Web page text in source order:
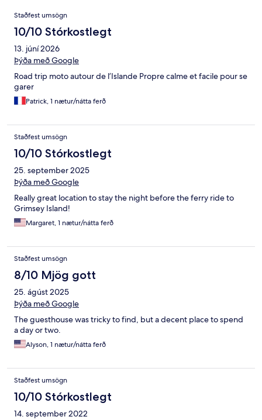
Umsagnir
Staðfest umsögn
10/10 Stórkostlegt
13. júní 2026
Þýða með Google
Road trip moto autour de l’Islande Propre calme et facile pour se
garer
Patrick, 1 nætur/nátta ferð
Staðfest umsögn
10/10 Stórkostlegt
25. september 2025
Þýða með Google
Really great location to stay the night before the ferry ride to
Grimsey Island!
Margaret, 1 nætur/nátta ferð
Staðfest umsögn
8/10 Mjög gott
25. ágúst 2025
Þýða með Google
The guesthouse was tricky to find, but a decent place to spend
a day or two.
Alyson, 1 nætur/nátta ferð
Staðfest umsögn
10/10 Stórkostlegt
14. september 2022